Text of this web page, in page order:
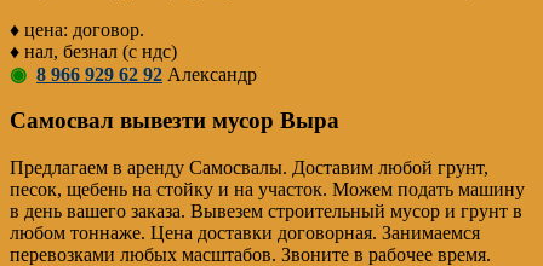
♦ цена: договор.
♦ нал, безнал (с ндс)
◉ 8 966 929 62 92 Александр
Самосвал вывезти мусор Выра
Предлагаем в аренду Самосвалы. Доставим любой грунт,
песок, щебень на стойку и на участок. Можем подать машину
в день вашего заказа. Вывезем строительный мусор и грунт в
любом тоннаже. Цена доставки договорная. Занимаемся
перевозками любых масштабов. Звоните в рабочее время.